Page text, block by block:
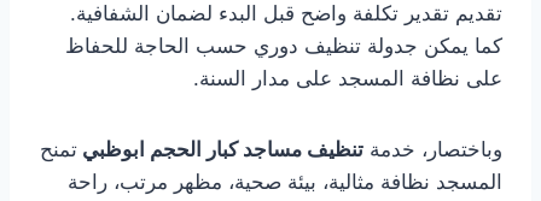
تقديم تقدير تكلفة واضح قبل البدء لضمان الشفافية.
كما يمكن جدولة تنظيف دوري حسب الحاجة للحفاظ
على نظافة المسجد على مدار السنة.
وباختصار، خدمة تنظيف مساجد كبار الحجم ابوظبي تمنح
المسجد نظافة مثالية، بيئة صحية، مظهر مرتب، راحة